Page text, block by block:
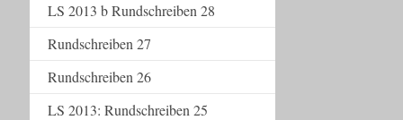
LS 2013 b Rundschreiben 28
Rundschreiben 27
Rundschreiben 26
LS 2013: Rundschreiben 25